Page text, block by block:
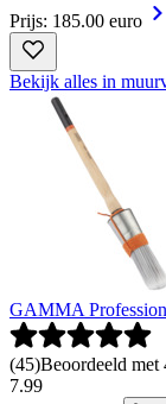
Prijs: 185.00 euro
Bekijk alles in
GAMMA
(45)Beoordeeld met
7.99